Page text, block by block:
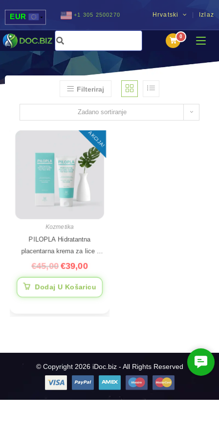
Hrvatski Izlaz
EUR
USD
UAH
+1 305 2500270
Filteriraj
Zadano sortiranje
AKCIJA!
Kozmetika
PILOPLA Hidratantna
placentarna krema za lice i
tijelo, 200 ml
€45,00€39,00
Dodaj U Košaricu
© Copyright 2026 iDoc.biz - All Rights Reserved
C
o
t